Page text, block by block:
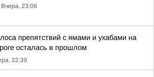
Вчера, 23:06
препятствий с ямами и ухабами на
осталась в прошлом
22:39